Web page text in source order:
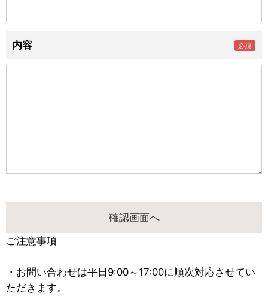
内容
ご注意事項
・お問い合わせは平日9:00～17:00に順次対応させてい
ただきます。